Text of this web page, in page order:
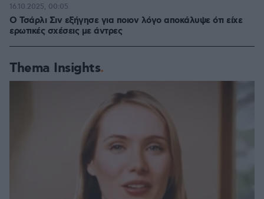
Ο Τσάρλι Σιν εξήγησε για ποιον λόγο αποκάλυψε ότι είχε
ερωτικές σχέσεις με άντρες
16.10.2025, 00:05
Thema Insights